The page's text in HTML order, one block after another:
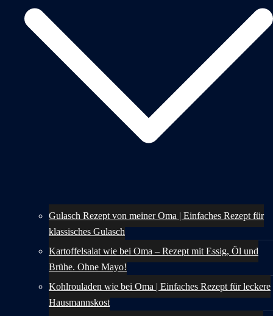
Gulasch Rezept von meiner Oma | Einfaches Rezept für
klassisches Gulasch
Kartoffelsalat wie bei Oma – Rezept mit Essig, Öl und
Brühe. Ohne Mayo!
Kohlrouladen wie bei Oma | Einfaches Rezept für leckere
Hausmannskost